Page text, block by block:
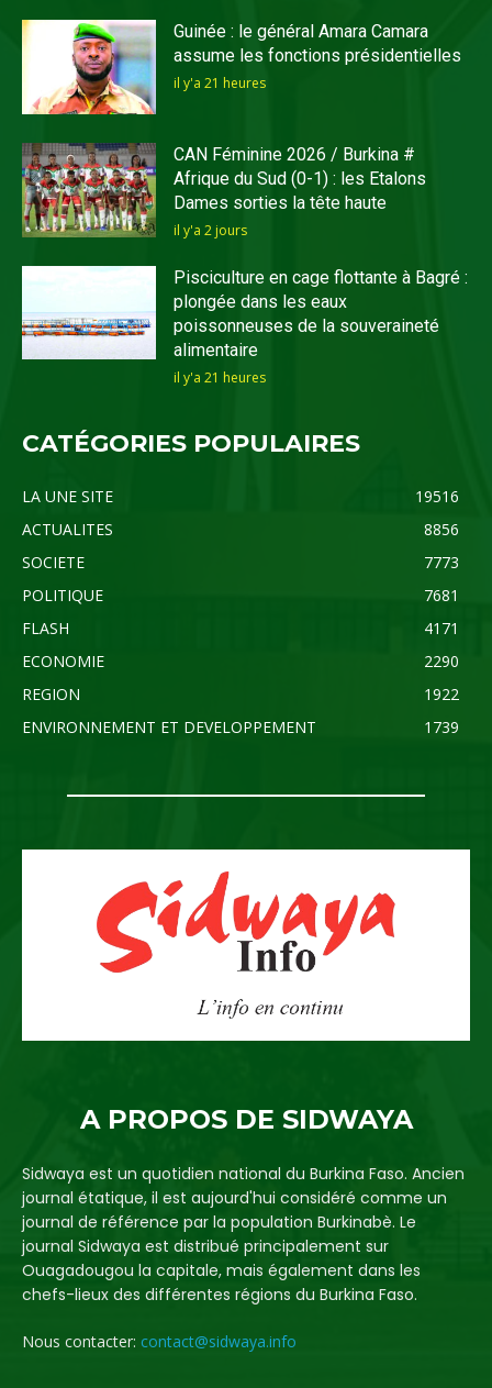
Guinée : le général Amara Camara
assume les fonctions présidentielles
il y'a 21 heures
CAN Féminine 2026 / Burkina #
Afrique du Sud (0-1) : les Etalons
Dames sorties la tête haute
il y'a 2 jours
Pisciculture en cage flottante à Bagré :
plongée dans les eaux
poissonneuses de la souveraineté
alimentaire
il y'a 21 heures
CATÉGORIES POPULAIRES
LA UNE SITE
19516
ACTUALITES
8856
SOCIETE
7773
POLITIQUE
7681
FLASH
4171
ECONOMIE
2290
REGION
1922
ENVIRONNEMENT ET DEVELOPPEMENT
1739
A PROPOS DE SIDWAYA
Sidwaya est un quotidien national du Burkina Faso. Ancien
journal étatique, il est aujourd'hui considéré comme un
journal de référence par la population Burkinabè. Le
journal Sidwaya est distribué principalement sur
Ouagadougou la capitale, mais également dans les
chefs-lieux des différentes régions du Burkina Faso.
Nous contacter: contact@sidwaya.info